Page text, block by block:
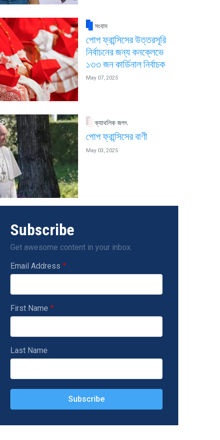
সংবাদ
পোপ ফ্রান্সিসের উত্তরসূরি
নির্বাচনের জন্য কনক্লেভে
১৩৩ জন কার্ডিনাল নির্বাচক
May 07, 2025
ক্যাথলিক জগৎ
পোপ ফ্রান্সিসের বাণী
May 03, 2025
Subscribe
Get awesome content in your inbox.
Email Address
First Name
Last Name